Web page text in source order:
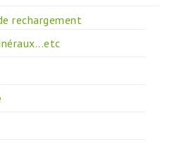
rechargement